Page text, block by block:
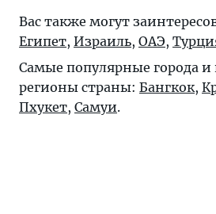
Вас также могут
Египет, Израиль, ОАЭ,
Самые популярные города и
регионы страны: Бангкок,
Пхукет, Самуи.